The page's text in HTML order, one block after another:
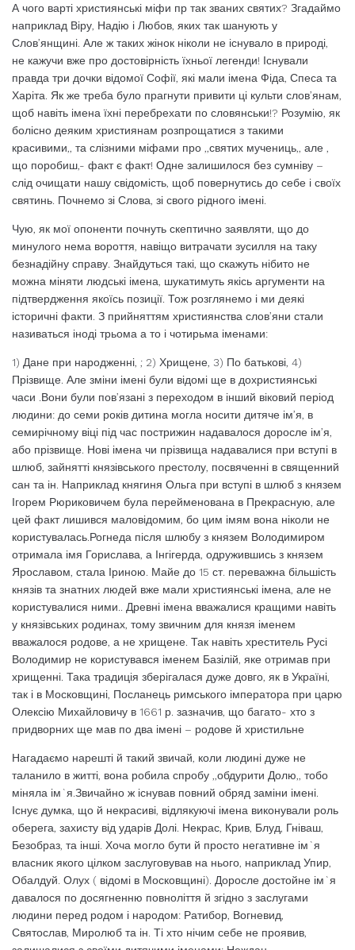
А чого варті християнські міфи пр так званих святих? Згадаймо
наприклад Віру, Надію і Любов, яких так шанують у
Слов’янщині. Але ж таких жінок ніколи не існувало в природі,
не кажучи вже про достовірність їхньої легенди! Існували
правда три дочки відомої Софії, які мали імена Фіда, Спеса та
Харіта. Як же треба було прагнути привити ці культи слов’янам,
щоб навіть імена їхні перебрехати по словянськи!? Розумію, як
болісно деяким християнам розпрощатися з такими
красивими,, та слізними міфами про ,,святих мучениць,, але ,
що поробиш,- факт є факт! Одне залишилося без сумніву –
слід очищати нашу свідомість, щоб повернутись до себе і своїх
святинь. Почнемо зі Слова, зі свого рідного імені.
Чую, як мої опоненти почнуть скептично заявляти, що до
минулого нема вороття, навіщо витрачати зусилля на таку
безнадійну справу. Знайдуться такі, що скажуть нібито не
можна міняти людські імена, шукатимуть якісь аргументи на
підтвердження якоїсь позиції. Тож розглянемо і ми деякі
історичні факти. З прийняттям християнства слов’яни стали
називаться іноді трьома а то і чотирьма іменами:
1) Дане при народженні, ; 2) Хрищене, 3) По батькові, 4)
Прізвище. Але зміни імені були відомі ще в дохристиянські
часи .Вони були пов’язані з переходом в інший віковий період
людини: до семи років дитина могла носити дитяче ім’я, в
семирічному віці під час пострижин надавалося доросле ім’я,
або прізвище. Нові імена чи прізвища надавалися при вступі в
шлюб, зайнятті князівського престолу, посвяченні в священний
сан та ін. Наприклад княгиня Ольга при вступі в шлюб з князем
Ігорем Рюриковичем була перейменована в Прекрасную, але
цей факт лишився маловідомим, бо цим імям вона ніколи не
користувалась.Рогнеда після шлюбу з князем Володимиром
отримала імя Горислава, а Інгігерда, одружившись з князем
Ярославом, стала Іриною. Майе до 15 ст. переважна більшість
князів та знатних людей вже мали християнські імена, але не
користувалися ними.. Древні імена вважалися кращими навіть
у князівських родинах, тому звичним для князя іменем
вважалося родове, а не хрищене. Так навіть хреститель Русі
Володимир не користувався іменем Базілій, яке отримав при
хрищенні. Така традиція зберігалася дуже довго, як в Україні,
так і в Московщині, Посланець римського імператора при царю
Олексію Михайловичу в 1661 р. зазначив, що багато- хто з
придворних ще мав по два імені – родове й христильне
Нагадаємо нарешті й такий звичай, коли людині дуже не
таланило в житті, вона робила спробу ,,обдурити Долю,, тобо
міняла ім`я.Звичайно ж існував повний обряд заміни імені.
Існує думка, що й некрасиві, відлякуючі імена виконували роль
оберега, захисту від ударів Долі. Некрас, Крив, Блуд, Гніваш,
Безобраз, та інші. Хоча могло бути й просто негативне ім`я
власник якого цілком заслуговував на нього, наприклад Упир,
Обалдуй. Олух ( відомі в Московщині). Доросле достойне ім`я
давалося по досягненню повноліття й згідно з заслугами
людини перед родом і народом: Ратибор, Вогневид,
Святослав, Миролюб та ін. Ті хто нічим себе не проявив,